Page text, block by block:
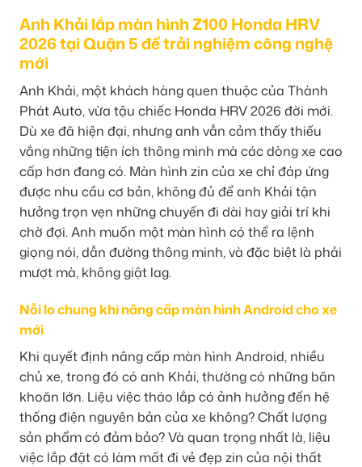
Anh Khải lắp màn hình Z100 Honda HRV
2026 tại Quận 5 để trải nghiệm công nghệ
mới
Anh Khải, một khách hàng quen thuộc của Thành
Phát Auto, vừa tậu chiếc Honda HRV 2026 đời mới.
Dù xe đã hiện đại, nhưng anh vẫn cảm thấy thiếu
vắng những tiện ích thông minh mà các dòng xe cao
cấp hơn đang có. Màn hình zin của xe chỉ đáp ứng
được nhu cầu cơ bản, không đủ để anh Khải tận
hưởng trọn vẹn những chuyến đi dài hay giải trí khi
chờ đợi. Anh muốn một màn hình có thể ra lệnh
giọng nói, dẫn đường thông minh, và đặc biệt là phải
mượt mà, không giật lag.
Nỗi lo chung khi nâng cấp màn hình Android cho xe
mới
Khi quyết định nâng cấp màn hình Android, nhiều
chủ xe, trong đó có anh Khải, thường có những băn
khoăn lớn. Liệu việc tháo lắp có ảnh hưởng đến hệ
thống điện nguyên bản của xe không? Chất lượng
sản phẩm có đảm bảo? Và quan trọng nhất là, liệu
việc lắp đặt có làm mất đi vẻ đẹp zin của nội thất